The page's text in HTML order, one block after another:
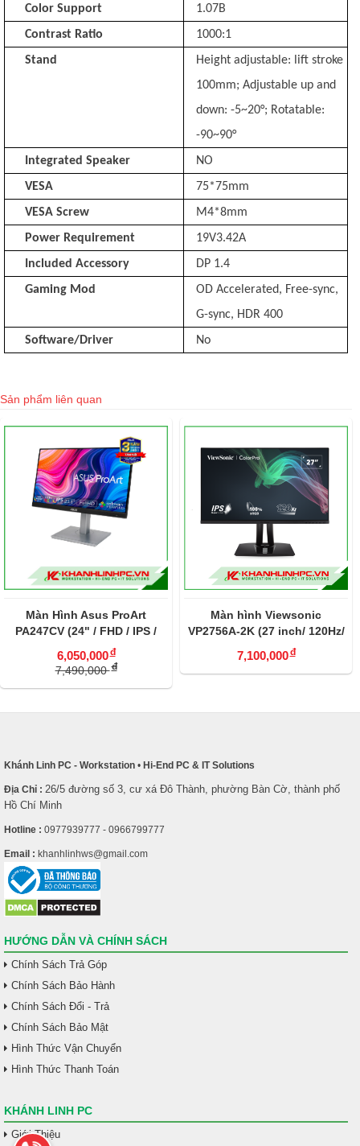
Color Support
1.07B
Contrast Ratio
1000:1
Stand
Height adjustable: lift stroke
100mm; Adjustable up and
down: -5~20°; Rotatable:
-90~90°
Integrated Speaker
NO
VESA
75*75mm
VESA Screw
M4*8mm
Power Requirement
19V3.42A
Included Accessory
DP 1.4
Gaming Mod
OD Accelerated, Free-sync,
G-sync, HDR 400
Software/Driver
No
Sản phẩm liên quan
Màn Hình Asus ProArt
PA247CV (24" / FHD / IPS /
75Hz) Chuyên Đồ Họa
6,050,000đ
7,490,000đ
Màn hình Viewsonic
VP2756A-2K (27 inch/ 120Hz/
2K QHD/ Pantone Validated/
90W USB-C)
7,100,000đ
Khánh Linh PC - Workstation • Hi-End PC & IT Solutions
Địa Chỉ : 26/5 đường số 3, cư xá Đô Thành, phường Bàn Cờ, thành phố
Hồ Chí Minh
Hotline : 0977939777 - 0966799777
Email : khanhlinhws@gmail.com
HƯỚNG DẪN VÀ CHÍNH SÁCH
Chính Sách Trả Góp
Chính Sách Bảo Hành
Chính Sách Đổi - Trả
Chính Sách Bảo Mật
Hình Thức Vận Chuyển
Hình Thức Thanh Toán
KHÁNH LINH PC
Giới Thiệu